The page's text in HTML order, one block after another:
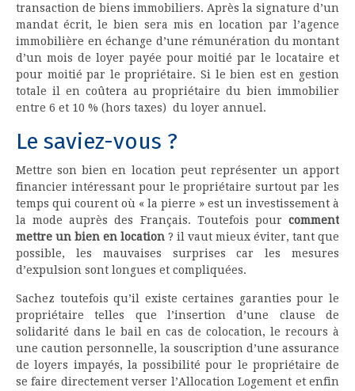
transaction de biens immobiliers. Après la signature d’un
mandat écrit, le bien sera mis en location par l’agence
immobilière en échange d’une rémunération du montant
d’un mois de loyer payée pour moitié par le locataire et
pour moitié par le propriétaire. Si le bien est en gestion
totale il en coûtera au propriétaire du bien immobilier
entre 6 et 10 % (hors taxes) du loyer annuel.
Le saviez-vous ?
Mettre son bien en location peut représenter un apport
financier intéressant pour le propriétaire surtout par les
temps qui courent où « la pierre » est un investissement à
la mode auprès des Français. Toutefois pour comment
mettre un bien en location ? il vaut mieux éviter, tant que
possible, les mauvaises surprises car les mesures
d’expulsion sont longues et compliquées.
Sachez toutefois qu’il existe certaines garanties pour le
propriétaire telles que l’insertion d’une clause de
solidarité dans le bail en cas de colocation, le recours à
une caution personnelle, la souscription d’une assurance
de loyers impayés, la possibilité pour le propriétaire de
se faire directement verser l’Allocation Logement et enfin